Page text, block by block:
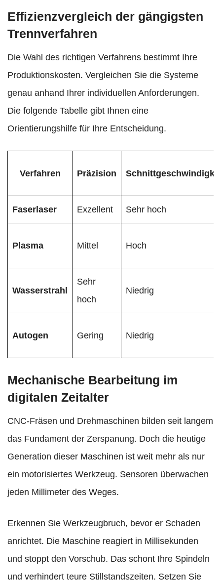
Effizienzvergleich der gängigsten
Trennverfahren
Die Wahl des richtigen Verfahrens bestimmt Ihre
Produktionskosten. Vergleichen Sie die Systeme
genau anhand Ihrer individuellen Anforderungen.
Die folgende Tabelle gibt Ihnen eine
Orientierungshilfe für Ihre Entscheidung.
Verfahren Präzision
Faserlaser Exzellent Sehr hoch
Plasma Mittel Hoch
Wasserstrahl
Sehr
hoch
Niedrig
Autogen Gering Niedrig
Mechanische Bearbeitung im
digitalen Zeitalter
CNC-Fräsen und Drehmaschinen bilden seit langem
das Fundament der Zerspanung. Doch die heutige
Generation dieser Maschinen ist weit mehr als nur
ein motorisiertes Werkzeug. Sensoren überwachen
jeden Millimeter des Weges.
Erkennen Sie Werkzeugbruch, bevor er Schaden
anrichtet. Die Maschine reagiert in Millisekunden
und stoppt den Vorschub. Das schont Ihre Spindeln
und verhindert teure Stillstandszeiten. Setzen Sie